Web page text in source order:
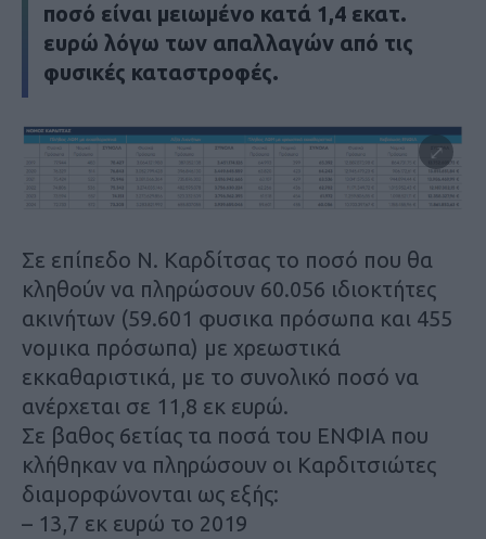
ποσό είναι μειωμένο κατά 1,4 εκατ.
ευρώ λόγω των απαλλαγών από τις
φυσικές καταστροφές.
Σε επίπεδο Ν. Καρδίτσας το ποσό που θα
κληθούν να πληρώσουν 60.056 ιδιοκτήτες
ακινήτων (59.601 φυσικα πρόσωπα και 455
νομικα πρόσωπα) με χρεωστικά
εκκαθαριστικά, με το συνολικό ποσό να
ανέρχεται σε 11,8 εκ ευρώ.
Σε βαθος 6ετίας τα ποσά του ΕΝΦΙΑ που
κλήθηκαν να πληρώσουν οι Καρδιτσιώτες
διαμορφώνονται ως εξής:
– 13,7 εκ ευρώ το 2019